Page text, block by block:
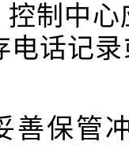
制中
电话记
善保管